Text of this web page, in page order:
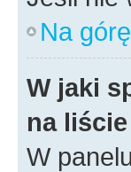
Na górę
W jaki
na
W